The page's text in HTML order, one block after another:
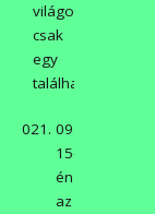
világon
csak
egy
található.
09.
15-
én
az